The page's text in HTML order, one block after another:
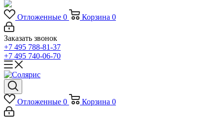
Отложенные 0 Корзина 0
Заказать звонок
+7 495 788-81-37
+7 495 740-06-70
Отложенные 0 Корзина 0